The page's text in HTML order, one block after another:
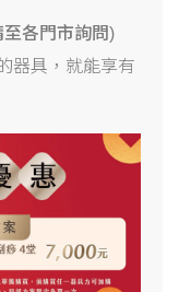
各門市詢問)
器具，就能享有